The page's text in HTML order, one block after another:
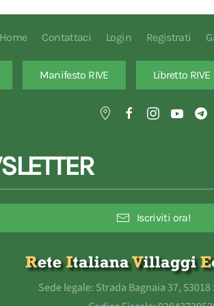
Home Contattaci Login Registrati
Manifesto RIVE Libretto RIVE
Iscriviti ora!
Sede legale: Strada Bagnaia 37,